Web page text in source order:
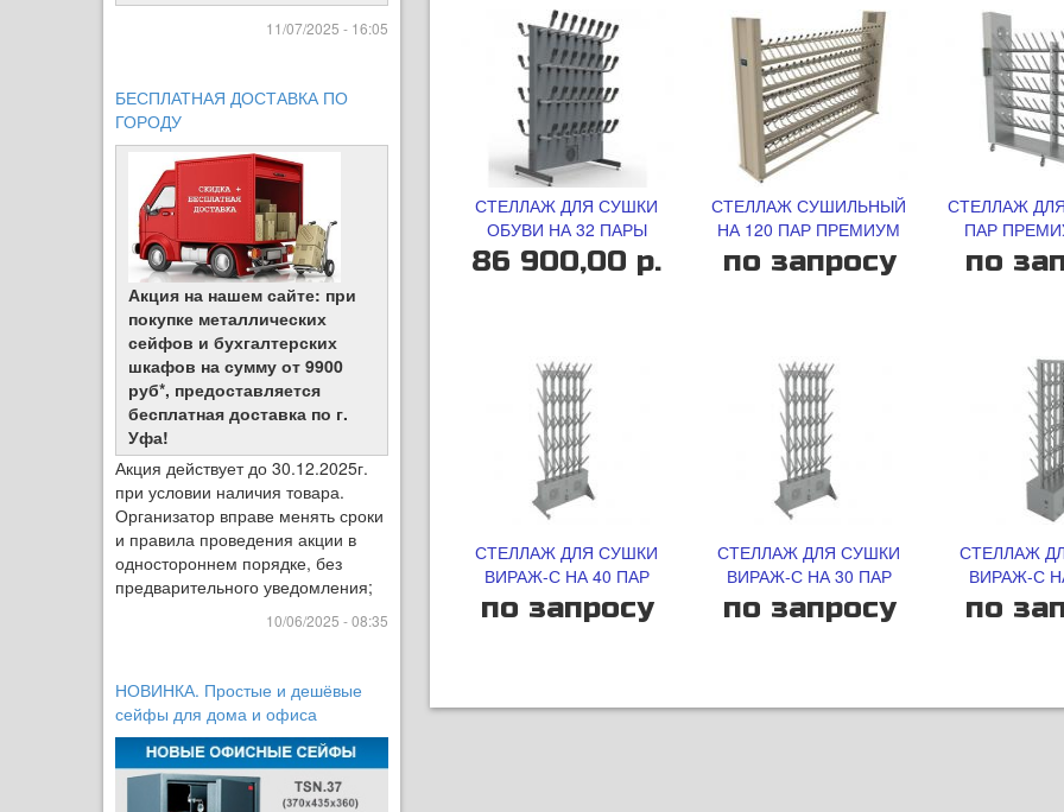
11/07/2025 - 16:05
БЕСПЛАТНАЯ ДОСТАВКА ПО
ГОРОДУ
Акция на нашем сайте: при
покупке металлических
сейфов и бухгалтерских
шкафов на сумму от 9900
руб*, предоставляется
бесплатная доставка по г.
Уфа!
Акция действует до 30.12.2025г.
при условии наличия товара.
Организатор вправе менять сроки
и правила проведения акции в
одностороннем порядке, без
предварительного уведомления;
10/06/2025 - 08:35
НОВИНКА. Простые и дешёвые
сейфы для дома и офиса
СТЕЛЛАЖ ДЛЯ СУШКИ
ОБУВИ НА 32 ПАРЫ
86 900,00 р.
СТЕЛЛАЖ СУШИЛЬНЫЙ
НА 120 ПАР ПРЕМИУМ
по запросу
СТЕЛЛАЖ
ПАР
по
СТЕЛЛАЖ ДЛЯ СУШКИ
ВИРАЖ-С НА 40 ПАР
по запросу
СТЕЛЛАЖ ДЛЯ СУШКИ
ВИРАЖ-С НА 30 ПАР
по запросу
СТЕЛЛАЖ
ВИРАЖ-С
по